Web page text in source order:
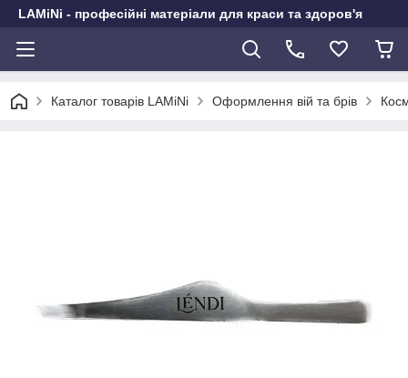
LAMiNi - професійні матеріали для краси та здоров'я
Каталог товарів LAMiNi Оформлення вій та брів